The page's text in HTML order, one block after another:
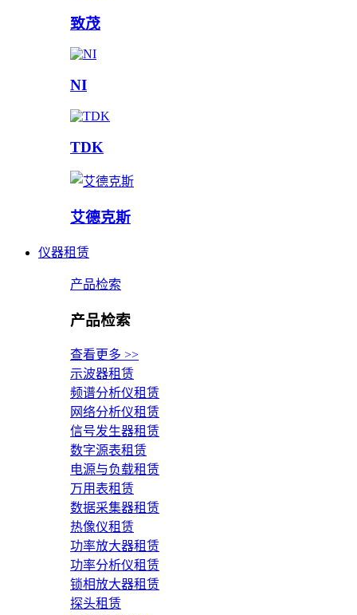
致茂
NI
TDK
艾德克斯
仪器租赁
产品检索
产品检索
查看更多 >>
示波器租赁
频谱分析仪租赁
网络分析仪租赁
信号发生器租赁
数字源表租赁
电源与负载租赁
万用表租赁
数据采集器租赁
热像仪租赁
功率放大器租赁
功率分析仪租赁
锁相放大器租赁
探头租赁